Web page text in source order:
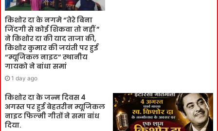
किशोर दा के नगमे “तेरे बिना
जिंदगी से कोई शिकवा तो नहीं ”
ने किशोर दा की याद ताजा की,
किशोर कुमार की जयंती पर हुई
“म्यूजिकल नाइट” स्थानीय
गायको ने बांधा समां
1 day ago
किशोर दा के जन्म दिवस 4
अगस्त पर हुई बेहतरीन म्यूजिकल
नाइट फिल्मी गीतों ने समा बांध
दिया.